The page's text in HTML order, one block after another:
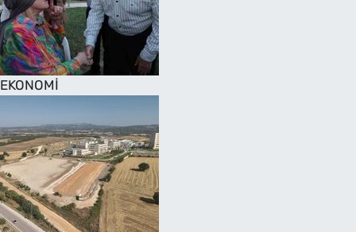
EKONOMİ
SAĞLIK
TV REHBERİ